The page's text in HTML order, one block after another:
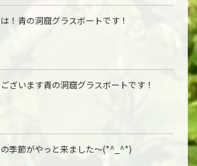
！青の洞窟グラスボートです！
ざいます青の洞窟グラスボートです！
季節がやっと来ました〜(*^_^*)